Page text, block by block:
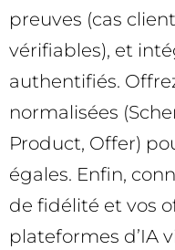
preuves (cas
vérifiables), et
authentifiés.
normalisées
Product, Offer)
égales. Enfin,
de fidélité et vos
plateformes d’IA